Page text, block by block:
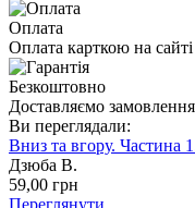
Оплата
Оплата карткою на
Безкоштовно
Доставляємо
Ви переглядали:
Вниз та вгору. Частина
Дзюба В.
59,00 грн